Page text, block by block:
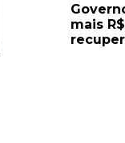
mais